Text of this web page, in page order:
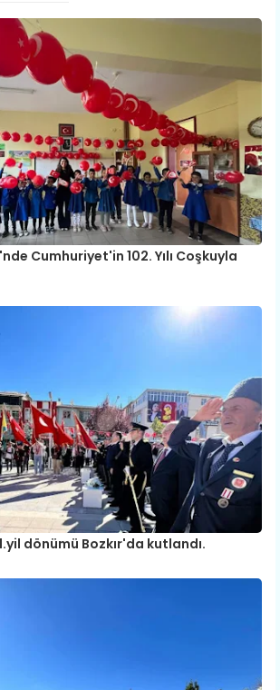
Cumhuriyet'in 102. Yılı Coşkuyla
dönümü Bozkır'da kutlandı.